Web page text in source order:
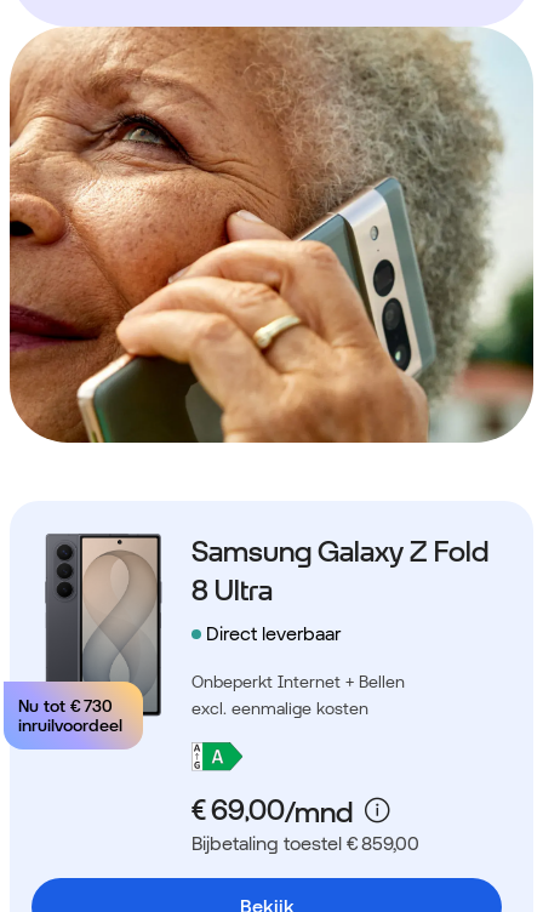
Nu tot € 730
inruilvoordeel
Samsung Galaxy Z Fold
8 Ultra
Direct leverbaar
Onbeperkt Internet + Bellen
excl. eenmalige kosten
Bijbetaling toestel € 859,00
Bekijk